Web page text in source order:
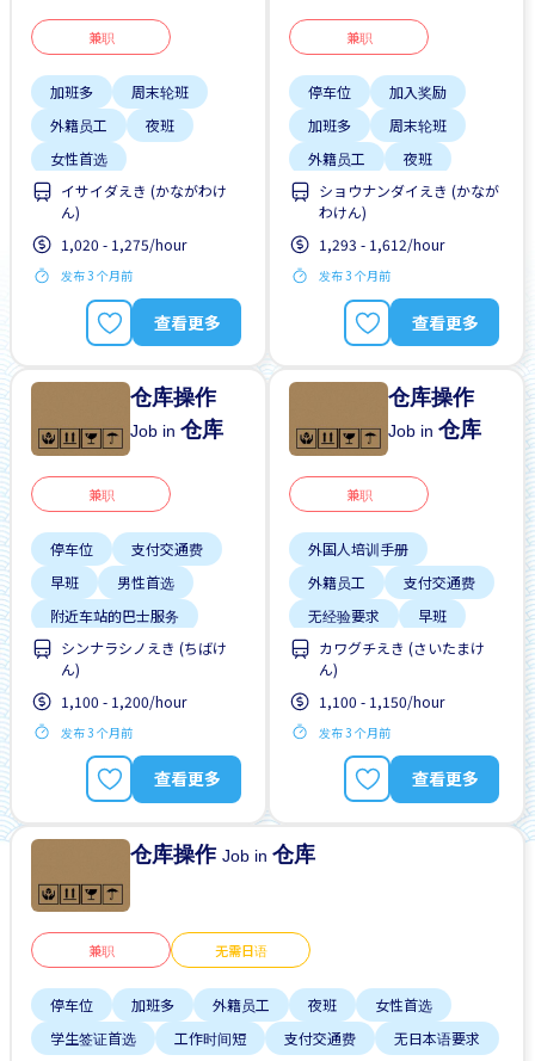
兼职
加班多
周末轮班
外籍员工
夜班
女性首选
学生签证首选
工作时间短
无经验要求
イサイダえき (かながわけ
ん)
1,020 - 1,275/hour
发布 3 个月前
查看更多
兼职
停车位
加入奖励
加班多
周末轮班
外籍员工
夜班
提供宿舍
支付交通费
无经验要求
ショウナンダイえき (かなが
わけん)
1,293 - 1,612/hour
发布 3 个月前
查看更多
仓库操作
Job in仓库
兼职
停车位
支付交通费
早班
男性首选
附近车站的巴士服务
シンナラシノえき (ちばけ
ん)
1,100 - 1,200/hour
发布 3 个月前
查看更多
仓库操作
Job in仓库
兼职
外国人培训手册
外籍员工
支付交通费
无经验要求
早班
男性首选
自行车停放处
附近车站的巴士服务
カワグチえき (さいたまけ
ん)
1,100 - 1,150/hour
发布 3 个月前
查看更多
仓库操作Job in仓库
兼职 无需日语
停车位 加班多 外籍员工 夜班
女性首选
学生签证首选
工作时间短 支付交通费 无日本语要求